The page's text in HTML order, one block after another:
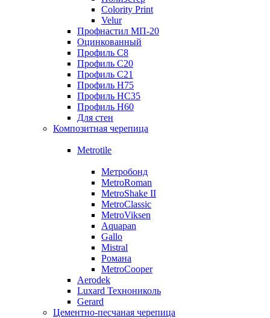
Colority Print
Velur
Профнастил МП-20
Оцинкованный
Профиль С8
Профиль С20
Профиль С21
Профиль Н75
Профиль НС35
Профиль Н60
Для стен
Композитная черепица
Metrotile
Метробонд
MetroRoman
MetroShake II
MetroClassic
MetroViksen
Aquapan
Gallo
Mistral
Романа
MetroCooper
Aerodek
Luxard Технониколь
Gerard
Цементно-песчаная черепица